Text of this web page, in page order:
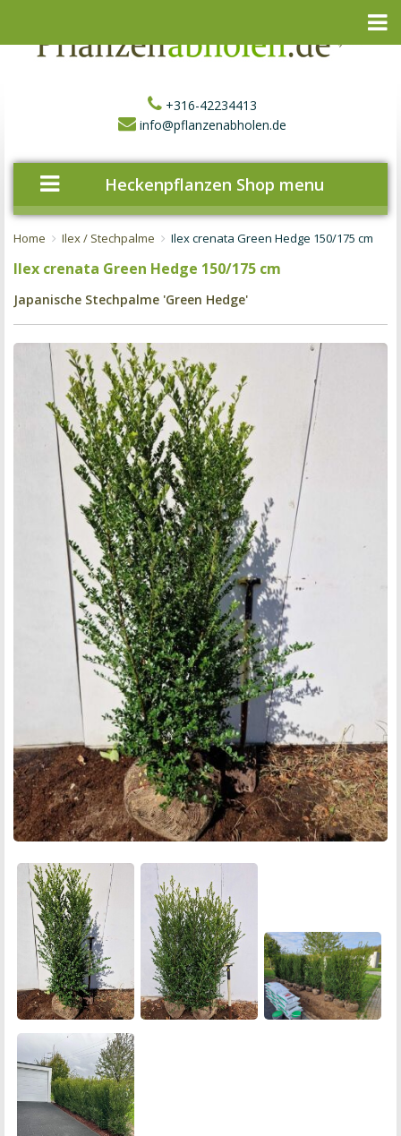
+316-42234413
info@pflanzenabholen.de
Heckenpflanzen Shop menu
Home Ilex / Stechpalme Ilex crenata Green Hedge 150/175 cm
Ilex crenata Green Hedge 150/175 cm
Japanische Stechpalme 'Green Hedge'